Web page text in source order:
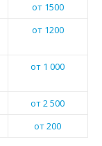
от 1500
от 1200
от 1 000
от 2 500
от 200